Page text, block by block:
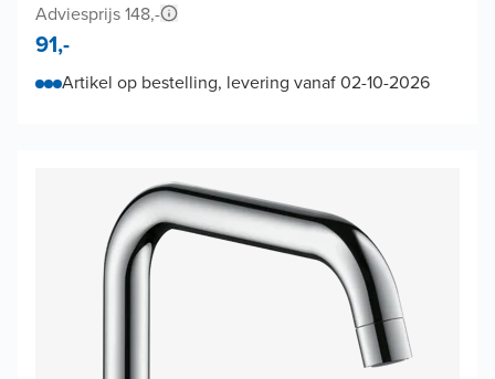
Adviesprijs 148,-
91,-
Artikel op bestelling, levering vanaf 02-10-2026